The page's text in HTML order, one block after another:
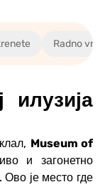
Radno
илузија
Museum of
и загонетно
Ово је место где